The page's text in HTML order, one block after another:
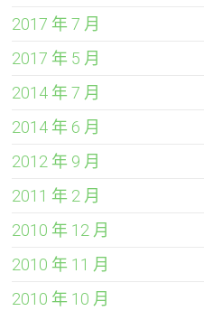
2017 年 7 月
2017 年 5 月
2014 年 7 月
2014 年 6 月
2012 年 9 月
2011 年 2 月
2010 年 12 月
2010 年 11 月
2010 年 10 月